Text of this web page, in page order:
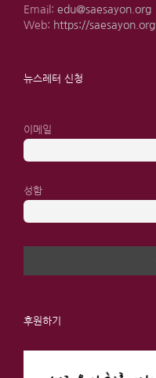
Email: edu@saesayon.org
Web: https://saesayon.org
뉴스레터 신청
이메일
성함
후원하기